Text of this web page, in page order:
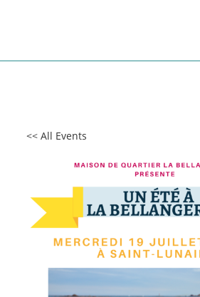
<< All Events